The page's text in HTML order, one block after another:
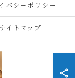
バシーポリシー
イトマップ